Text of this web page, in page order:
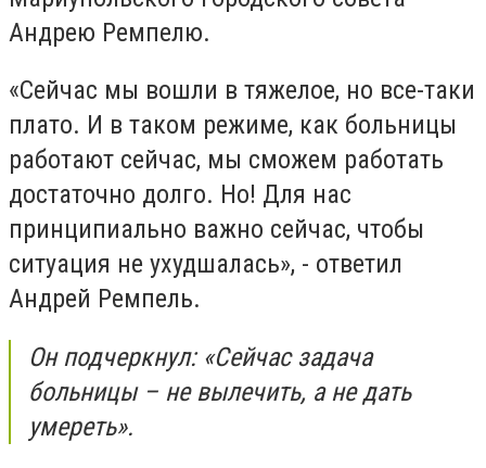
Андрею Ремпелю.
«Сейчас мы вошли в тяжелое, но все-таки
плато. И в таком режиме, как больницы
работают сейчас, мы сможем работать
достаточно долго. Но! Для нас
принципиально важно сейчас, чтобы
ситуация не ухудшалась», - ответил
Андрей Ремпель.
Он подчеркнул: «Сейчас задача
больницы – не вылечить, а не дать
умереть».